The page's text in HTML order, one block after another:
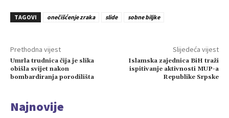
TAGOVI onečišćenje zraka slide sobne biljke
Prethodna vijest
Umrla trudnica čija je slika
obišla svijet nakon
bombardiranja porodilišta
Slijedeća vijest
Islamska zajednica BiH traži
ispitivanje aktivnosti MUP-a
Republike Srpske
Najnovije